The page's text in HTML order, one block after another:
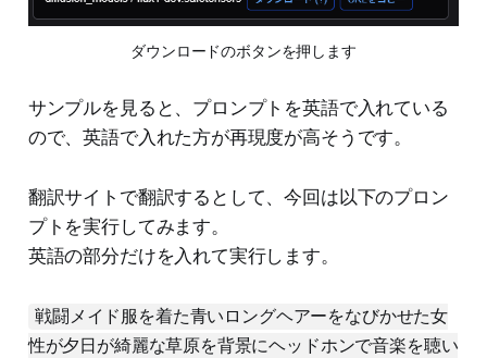
ダウンロードのボタンを押します
サンプルを見ると、プロンプトを英語で入れている
ので、英語で入れた方が再現度が高そうです。
翻訳サイトで翻訳するとして、今回は以下のプロン
プトを実行してみます。
英語の部分だけを入れて実行します。
戦闘メイド服を着た青いロングヘアーをなびかせた女
性が夕日が綺麗な草原を背景にヘッドホンで音楽を聴い